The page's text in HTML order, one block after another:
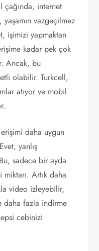
çağında, internet
vazgeçilmez
işimizi yapmaktan
kadar pek çok
Ancak, bu
olabilir. Turkcell,
atıyor ve mobil
daha uygun
yanlış
sadece bir ayda
Artık daha
video izleyebilir,
daha fazla indirme
cebinizi